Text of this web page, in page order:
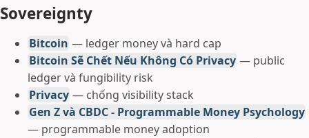
Sovereignty
Bitcoin — ledger money và hard cap
Bitcoin Sẽ Chết Nếu Không Có Privacy — public
ledger và fungibility risk
Privacy — chống visibility stack
Gen Z và CBDC - Programmable Money Psychology
— programmable money adoption